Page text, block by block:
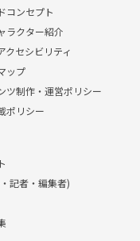
コンセプト
ラクター紹介
クセシビリティ
ップ
ツ制作・運営ポリシー
ポリシー
記者・編集者)